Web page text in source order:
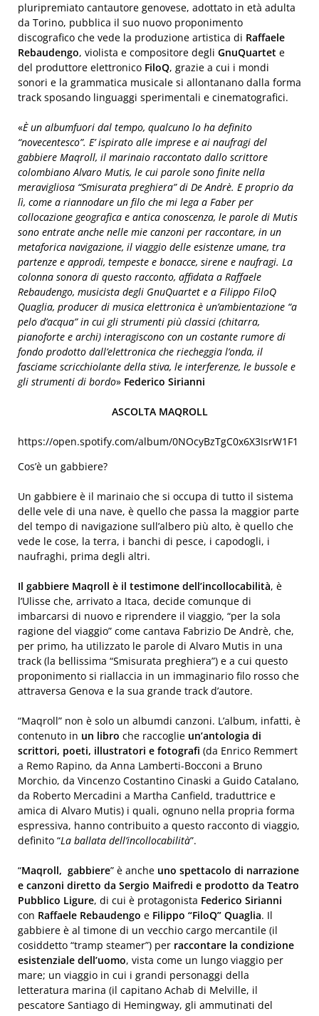
pluripremiato cantautore genovese, adottato in età adulta
da Torino, pubblica il suo nuovo proponimento
discografico che vede la produzione artistica di Raffaele
Rebaudengo, violista e compositore degli GnuQuartet e
del produttore elettronico FiloQ, grazie a cui i mondi
sonori e la grammatica musicale si allontanano dalla forma
track sposando linguaggi sperimentali e cinematografici.
«È un albumfuori dal tempo, qualcuno lo ha definito
“novecentesco”. E’ ispirato alle imprese e ai naufragi del
gabbiere Maqroll, il marinaio raccontato dallo scrittore
colombiano Alvaro Mutis, le cui parole sono finite nella
meravigliosa “Smisurata preghiera” di De Andrè. E proprio da
lì, come a riannodare un filo che mi lega a Faber per
collocazione geografica e antica conoscenza, le parole di Mutis
sono entrate anche nelle mie canzoni per raccontare, in un
metaforica navigazione, il viaggio delle esistenze umane, tra
partenze e approdi, tempeste e bonacce, sirene e naufragi. La
colonna sonora di questo racconto, affidata a Raffaele
Rebaudengo, musicista degli GnuQuartet e a Filippo FiloQ
Quaglia, producer di musica elettronica è un’ambientazione “a
pelo d’acqua” in cui gli strumenti più classici (chitarra,
pianoforte e archi) interagiscono con un costante rumore di
fondo prodotto dall’elettronica che riecheggia l’onda, il
fasciame scricchiolante della stiva, le interferenze, le bussole e
gli strumenti di bordo» Federico Sirianni
ASCOLTA MAQROLL
https://open.spotify.com/album/0NOcyBzTgC0x6X3IsrW1F1
Cos’è un gabbiere?
Un gabbiere è il marinaio che si occupa di tutto il sistema
delle vele di una nave, è quello che passa la maggior parte
del tempo di navigazione sull’albero più alto, è quello che
vede le cose, la terra, i banchi di pesce, i capodogli, i
naufraghi, prima degli altri.
Il gabbiere Maqroll è il testimone dell’incollocabilità, è
l’Ulisse che, arrivato a Itaca, decide comunque di
imbarcarsi di nuovo e riprendere il viaggio, “per la sola
ragione del viaggio” come cantava Fabrizio De Andrè, che,
per primo, ha utilizzato le parole di Alvaro Mutis in una
track (la bellissima “Smisurata preghiera”) e a cui questo
proponimento si riallaccia in un immaginario filo rosso che
attraversa Genova e la sua grande track d’autore.
“Maqroll” non è solo un albumdi canzoni. L’album, infatti, è
contenuto in un libro che raccoglie un’antologia di
scrittori, poeti, illustratori e fotografi (da Enrico Remmert
a Remo Rapino, da Anna Lamberti-Bocconi a Bruno
Morchio, da Vincenzo Costantino Cinaski a Guido Catalano,
da Roberto Mercadini a Martha Canfield, traduttrice e
amica di Alvaro Mutis) i quali, ognuno nella propria forma
espressiva, hanno contribuito a questo racconto di viaggio,
definito “La ballata dell’incollocabilità”.
“Maqroll, gabbiere” è anche uno spettacolo di narrazione
e canzoni diretto da Sergio Maifredi e prodotto da Teatro
Pubblico Ligure, di cui è protagonista Federico Sirianni
con Raffaele Rebaudengo e Filippo “FiloQ” Quaglia. Il
gabbiere è al timone di un vecchio cargo mercantile (il
cosiddetto “tramp steamer”) per raccontare la condizione
esistenziale dell’uomo, vista come un lungo viaggio per
mare; un viaggio in cui i grandi personaggi della
letteratura marina (il capitano Achab di Melville, il
pescatore Santiago di Hemingway, gli ammutinati del